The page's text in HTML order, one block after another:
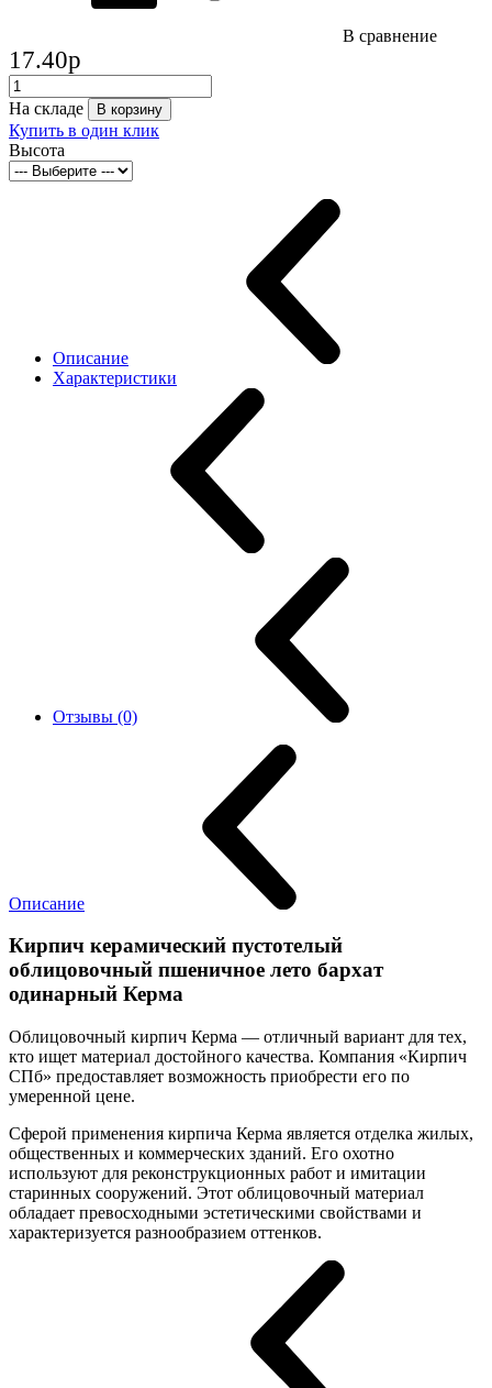
В сравнение
17.40p
На складе В корзину
Купить в один клик
Высота
Описание
Характеристики
Отзывы (0)
Описание
Кирпич керамический пустотелый
облицовочный пшеничное лето бархат
одинарный Керма
Облицовочный кирпич Керма — отличный вариант для тех,
кто ищет материал достойного качества. Компания «Кирпич
СПб» предоставляет возможность приобрести его по
умеренной цене.
Сферой применения кирпича Керма является отделка жилых,
общественных и коммерческих зданий. Его охотно
используют для реконструкционных работ и имитации
старинных сооружений. Этот облицовочный материал
обладает превосходными эстетическими свойствами и
характеризуется разнообразием оттенков.